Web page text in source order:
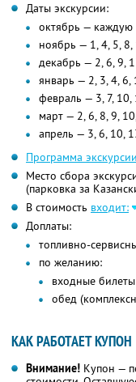
Даты экскурсии:
октябрь — каждую
ноябрь — 1, 4, 5,
декабрь — 2, 6, 9,
январь — 2, 3, 4, 6,
февраль — 3, 7, 10,
март — 2, 6, 8, 9,
апрель — 3, 6, 10,
Программа
Место сбора
(парковка за
В стоимость входит:
Доплаты:
топливно-
по желанию:
входные
обед
КАК РАБОТАЕТ КУПОН
Внимание! Купон —